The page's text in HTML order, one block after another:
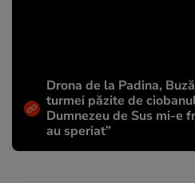
Drona de la Padina,
turmei păzite de
Dumnezeu de Sus mi-e
au speriat”